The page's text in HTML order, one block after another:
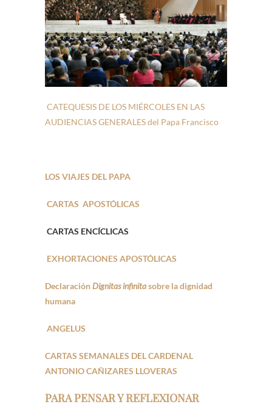
CATEQUESIS DE LOS MIÉRCOLES EN LAS
AUDIENCIAS GENERALES del Papa Francisco
LOS VIAJES DEL PAPA
CARTAS APOSTÓLICAS
CARTAS ENCÍCLICAS
EXHORTACIONES APOSTÓLICAS
DeclaraciónDignitas infinitasobre la dignidad
humana
ANGELUS
CARTAS SEMANALES DEL CARDENAL
ANTONIO CAÑIZARES LLOVERAS
PARA PENSAR Y REFLEXIONAR